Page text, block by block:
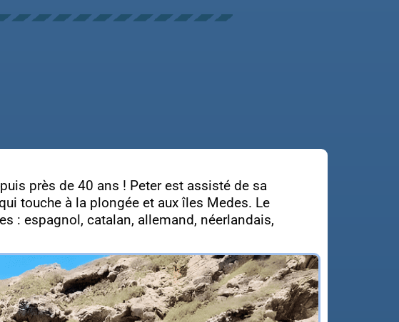
près de 40 ans ! Peter est assisté de sa
touche à la plongée et aux îles Medes. Le
: espagnol, catalan, allemand, néerlandais,